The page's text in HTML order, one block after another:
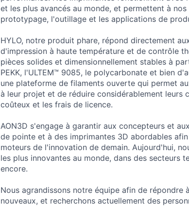
et les plus avancés au monde, et permettent à
prototypage, l'outillage et les applications de
HYLO, notre produit phare, répond directement
d'impression à haute température et de contrôle
pièces solides et dimensionnellement stables à
PEKK, l'ULTEM™ 9085, le polycarbonate et bien
une plateforme de filaments ouverte qui permet
à leur projet et de réduire considérablement leurs
coûteux et les frais de licence.
AON3D s'engage à garantir aux concepteurs et
de pointe et à des imprimantes 3D abordables
moteurs de l'innovation de demain. Aujourd'hui,
les plus innovantes au monde, dans des secteurs
encore.
Nous agrandissons notre équipe afin de
nouveaux, et recherchons actuellement des